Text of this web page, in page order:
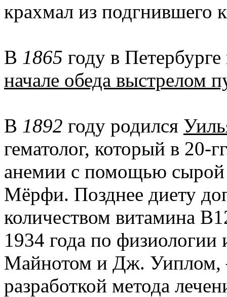
крахмал из подгнившего
В 1865 году в
начале обеда выстрелом
В 1892 году родился
гематолог, который в 20-
анемии с помощью сырой
Мёрфи. Позднее диету
количеством витамина
1934 года по
Майнотом и Дж. Уиплом,
разработкой метода